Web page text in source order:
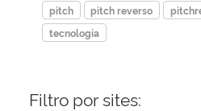
pitch
pitch reverso
tecnologia
Filtro por sites: